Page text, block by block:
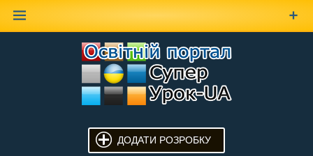
ДОДАТИ РОЗРОБКУ